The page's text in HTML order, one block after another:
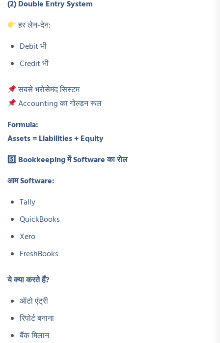
(2) Double Entry System
हर लेन-देन:
Debit भी
Credit भी
सबसे भरोसेमंद सिस्टम
Accounting का गोल्डन रूल
Formula:
Assets = Liabilities + Equity
5️⃣ Bookkeepingमें Softwareका रोल
आम Software:
Tally
QuickBooks
Xero
FreshBooks
ये क्या करते हैं?
ऑटो एंट्री
रिपोर्ट बनाना
बैंक मिलान